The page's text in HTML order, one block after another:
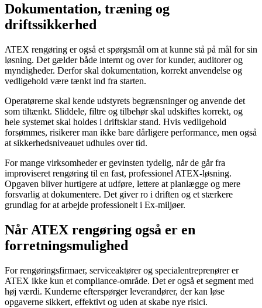
Dokumentation, træning og
driftssikkerhed
ATEX rengøring er også et spørgsmål om at kunne stå på mål for sin
løsning. Det gælder både internt og over for kunder, auditorer og
myndigheder. Derfor skal dokumentation, korrekt anvendelse og
vedligehold være tænkt ind fra starten.
Operatørerne skal kende udstyrets begrænsninger og anvende det
som tiltænkt. Sliddele, filtre og tilbehør skal udskiftes korrekt, og
hele systemet skal holdes i driftsklar stand. Hvis vedligehold
forsømmes, risikerer man ikke bare dårligere performance, men også
at sikkerhedsniveauet udhules over tid.
For mange virksomheder er gevinsten tydelig, når de går fra
improviseret rengøring til en fast, professionel ATEX-løsning.
Opgaven bliver hurtigere at udføre, lettere at planlægge og mere
forsvarlig at dokumentere. Det giver ro i driften og et stærkere
grundlag for at arbejde professionelt i Ex-miljøer.
Når ATEX rengøring også er en
forretningsmulighed
For rengøringsfirmaer, serviceaktører og specialentreprenører er
ATEX ikke kun et compliance-område. Det er også et segment med
høj værdi. Kunderne efterspørger leverandører, der kan løse
opgaverne sikkert, effektivt og uden at skabe nye risici.